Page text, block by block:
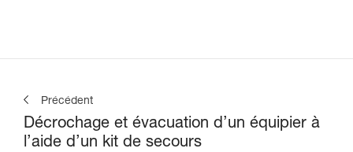
Précédent
Décrochage et évacuation d’un équipier à
l’aide d’un kit de secours